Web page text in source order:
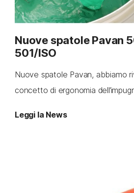
Nuove spatole Pavan
501/ISO
Nuove spatole Pavan, abbiamo
concetto di ergonomia
Leggi la News